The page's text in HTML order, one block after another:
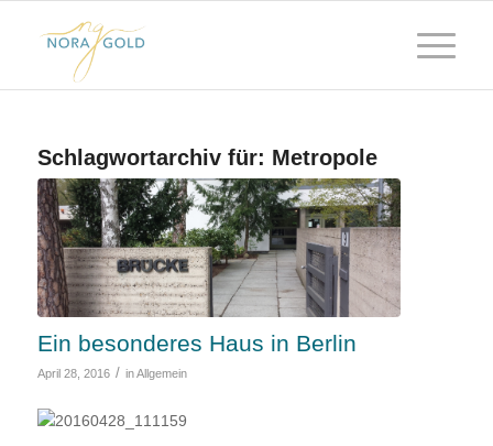
Schlagwortarchiv für: Metropole
Ein besonderes Haus in Berlin
April 28, 2016 / inAllgemein